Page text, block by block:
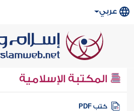
عربي
المكتبة الإسلامية